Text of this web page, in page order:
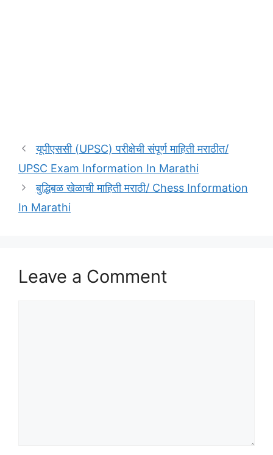
यूपीएससी (UPSC) परीक्षेची संपूर्ण माहिती मराठीत/
UPSC Exam Information In Marathi
बुद्धिबळ खेळाची माहिती मराठी/ Chess Information
In Marathi
Leave a Comment